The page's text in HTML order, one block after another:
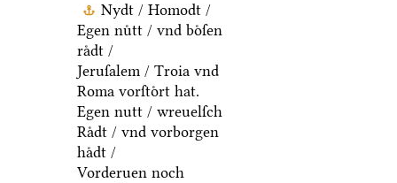
Nydt / Homodt /
Egen nuͤtt / vnd boͤſen
raͤdt /
Jeruſalem / Troia vnd
Roma vorſtoͤrt hat.
Egen nutt / wreuelſch
Raͤdt / vnd vorborgen
haͤdt /
Vorderuen noch